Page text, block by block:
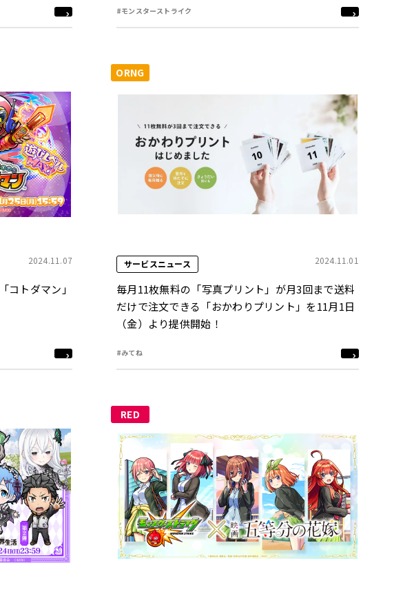
#モンスターストライク
2024.11.07
コトダマン」
ORNG
サービスニュース 2024.11.01
毎月11枚無料の「写真プリント」が月3回まで送料
だけで注文できる「おかわりプリント」を11月1日
（金）より提供開始！
#みてね
RED